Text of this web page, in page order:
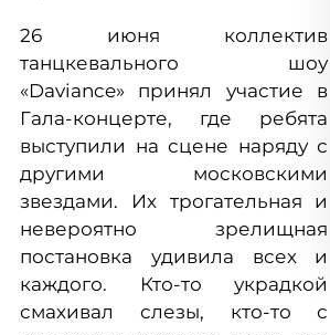
26 июня коллектив
танцкевального шоу
«Daviance» принял участие в
Гала-концерте, где ребята
выступили на сцене наряду с
другими московскими
звездами. Их трогательная и
невероятно зрелищная
постановка удивила всех и
каждого. Кто-то украдкой
смахивал слезы, кто-то с